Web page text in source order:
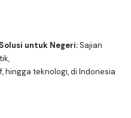
untuk Negeri:Sajian
hingga teknologi, di Indonesia